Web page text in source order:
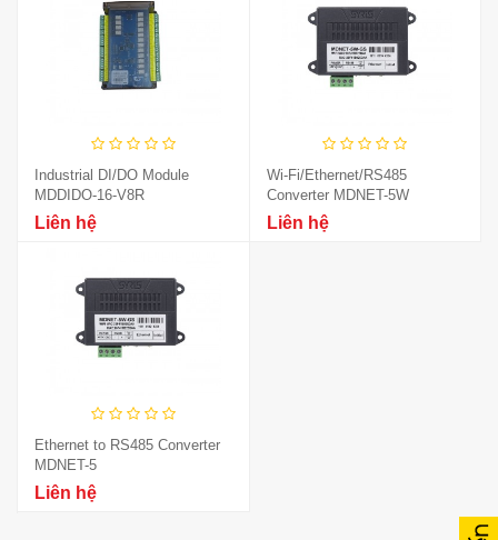
Industrial DI/DO Module
MDDIDO-16-V8R
Liên hệ
Wi-Fi/Ethernet/RS485
Converter MDNET-5W
Liên hệ
Ethernet to RS485 Converter
MDNET-5
Liên hệ